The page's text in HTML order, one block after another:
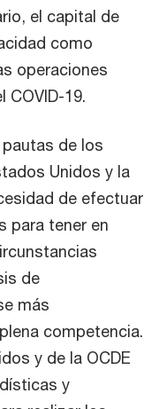
el capital de
como
operaciones
COVID-19.
de los
Unidos y la
de efectuar
para tener en
de
más
competencia.
y de la OCDE
y